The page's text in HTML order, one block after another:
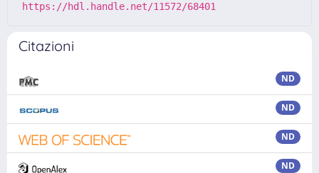
https://hdl.handle.net/11572/68401
Citazioni
ND
ND
ND
ND